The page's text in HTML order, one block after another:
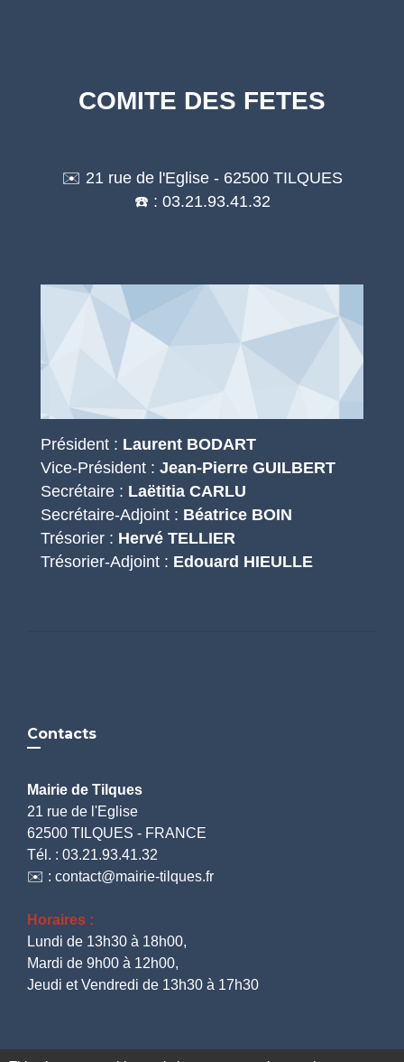
COMITE DES FETES
✉️ 21 rue de l'Eglise - 62500 TILQUES
☎️ : 03.21.93.41.32
Président : Laurent BODART
Vice-Président : Jean-Pierre GUILBERT
Secrétaire : Laëtitia CARLU
Secrétaire-Adjoint : Béatrice BOIN
Trésorier : Hervé TELLIER
Trésorier-Adjoint : Edouard HIEULLE
Contacts
Mairie de Tilques
21 rue de l'Eglise
62500 TILQUES - FRANCE
Tél. : 03.21.93.41.32
✉️ : contact@mairie-tilques.fr
Horaires :
Lundi de 13h30 à 18h00,
Mardi de 9h00 à 12h00,
Jeudi et Vendredi de 13h30 à 17h30